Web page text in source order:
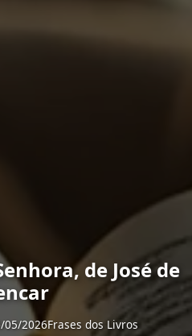
de José de
05/2026Frases dos Livros